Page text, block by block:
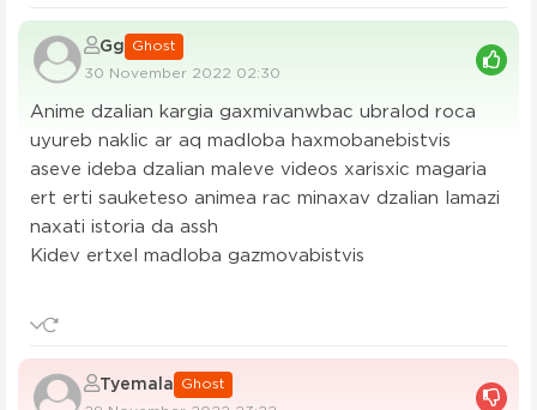
Gg Ghost
30 November 2022 02:30
Anime dzalian kargia gaxmivanwbac ubralod roca
uyureb naklic ar aq madloba haxmobanebistvis
aseve ideba dzalian maleve videos xarisxic magaria
ert erti sauketeso animea rac minaxav dzalian lamazi
naxati istoria da assh
Kidev ertxel madloba gazmovabistvis
Tyemala Ghost